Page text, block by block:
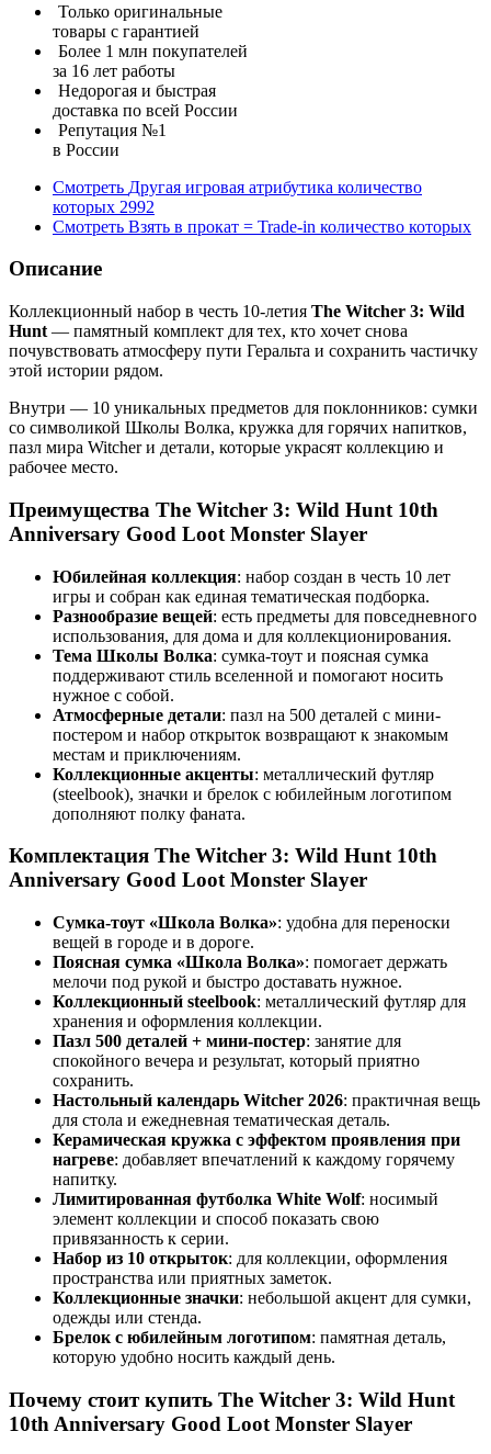
Только оригинальные
товары с гарантией
Более 1 млн покупателей
за 16 лет работы
Недорогая и быстрая
доставка по всей России
Репутация №1
в России
Смотреть Другая игровая атрибутика количество
которых 2992
Смотреть Взять в прокат = Trade-in количество которых
Описание
Коллекционный набор в честь 10-летия The Witcher 3: Wild
Hunt — памятный комплект для тех, кто хочет снова
почувствовать атмосферу пути Геральта и сохранить частичку
этой истории рядом.
Внутри — 10 уникальных предметов для поклонников: сумки
со символикой Школы Волка, кружка для горячих напитков,
пазл мира Witcher и детали, которые украсят коллекцию и
рабочее место.
Преимущества The Witcher 3: Wild Hunt 10th
Anniversary Good Loot Monster Slayer
Юбилейная коллекция: набор создан в честь 10 лет
игры и собран как единая тематическая подборка.
Разнообразие вещей: есть предметы для повседневного
использования, для дома и для коллекционирования.
Тема Школы Волка: сумка-тоут и поясная сумка
поддерживают стиль вселенной и помогают носить
нужное с собой.
Атмосферные детали: пазл на 500 деталей с мини-
постером и набор открыток возвращают к знакомым
местам и приключениям.
Коллекционные акценты: металлический футляр
(steelbook), значки и брелок с юбилейным логотипом
дополняют полку фаната.
Комплектация The Witcher 3: Wild Hunt 10th
Anniversary Good Loot Monster Slayer
Сумка-тоут «Школа Волка»: удобна для переноски
вещей в городе и в дороге.
Поясная сумка «Школа Волка»: помогает держать
мелочи под рукой и быстро доставать нужное.
Коллекционный steelbook: металлический футляр для
хранения и оформления коллекции.
Пазл 500 деталей + мини-постер: занятие для
спокойного вечера и результат, который приятно
сохранить.
Настольный календарь Witcher 2026: практичная вещь
для стола и ежедневная тематическая деталь.
Керамическая кружка с эффектом проявления при
нагреве: добавляет впечатлений к каждому горячему
напитку.
Лимитированная футболка White Wolf: носимый
элемент коллекции и способ показать свою
привязанность к серии.
Набор из 10 открыток: для коллекции, оформления
пространства или приятных заметок.
Коллекционные значки: небольшой акцент для сумки,
одежды или стенда.
Брелок с юбилейным логотипом: памятная деталь,
которую удобно носить каждый день.
Почему стоит купить The Witcher 3: Wild Hunt
10th Anniversary Good Loot Monster Slayer